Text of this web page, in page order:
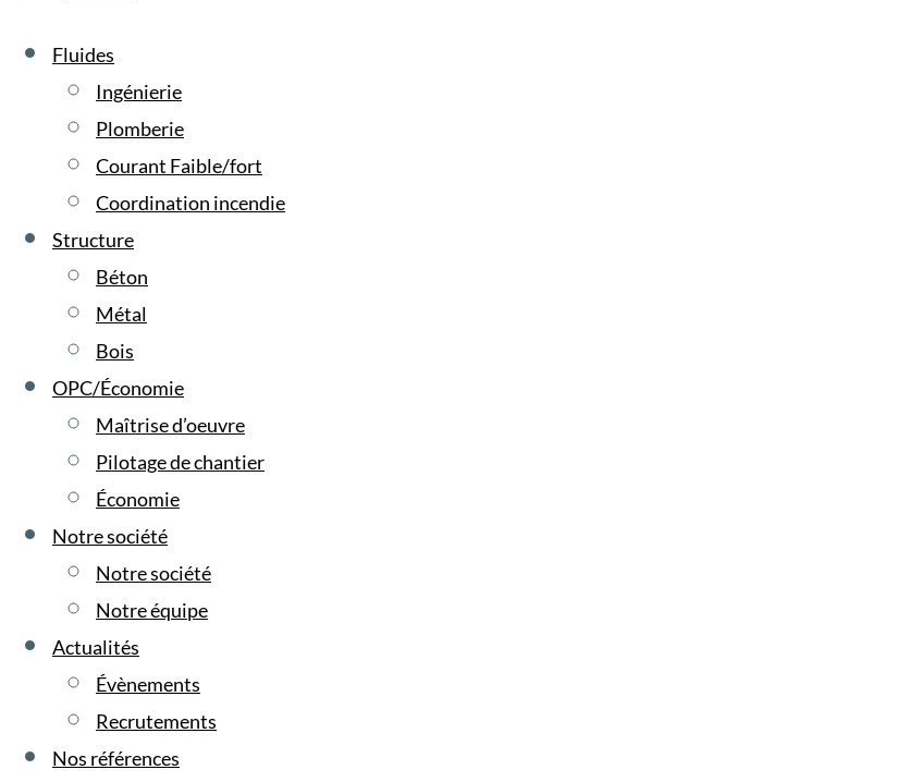
Fluides
Ingénierie
Plomberie
Courant Faible/fort
Coordination incendie
Structure
Béton
Métal
Bois
OPC/Économie
Maîtrise d’oeuvre
Pilotage de chantier
Économie
Notre société
Notre société
Notre équipe
Actualités
Évènements
Recrutements
Nos références